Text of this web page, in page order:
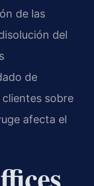
de las
del
de
sobre
afecta el